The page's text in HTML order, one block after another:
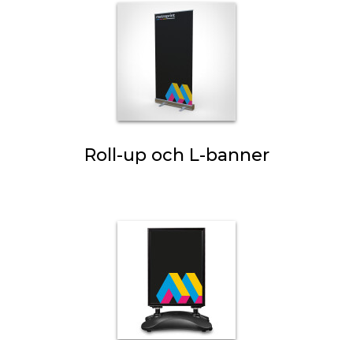
Roll-up och L-banner